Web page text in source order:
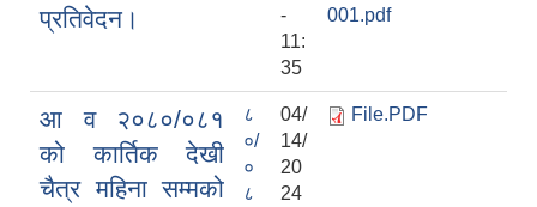
प्रतिवेदन।
-
11:
35
001.pdf
आ व २०८०/०८१
को कार्तिक देखी
चैत्र महिना सम्मको
८
०/
०
८
04/
14/
20
24
File.PDF